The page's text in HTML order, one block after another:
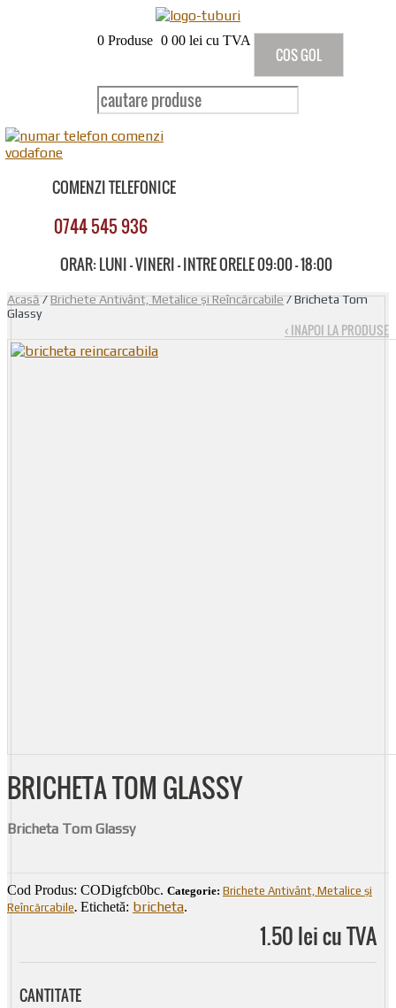
0 Produse 0 00 lei cu TVA
COS GOL
COMENZI TELEFONICE
0744 545 936
ORAR: LUNI - VINERI - INTRE ORELE 09:00 - 18:00
Acasă/Brichete Antivânt, Metalice și Reîncărcabile/ Bricheta Tom
Glassy
‹ INAPOI LA PRODUSE
BRICHETA TOM GLASSY
Bricheta Tom Glassy
Cod Produs: CODigfcb0bc. Categorie: Brichete Antivânt, Metalice și
Reîncărcabile. Etichetă: bricheta.
1.50 lei cu TVA
CANTITATE